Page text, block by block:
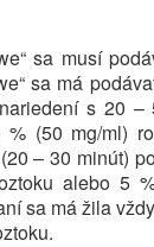
sa musí
sa má
s 20 –
(50 mg/ml)
– 30 minút)
alebo 5
sa má žila